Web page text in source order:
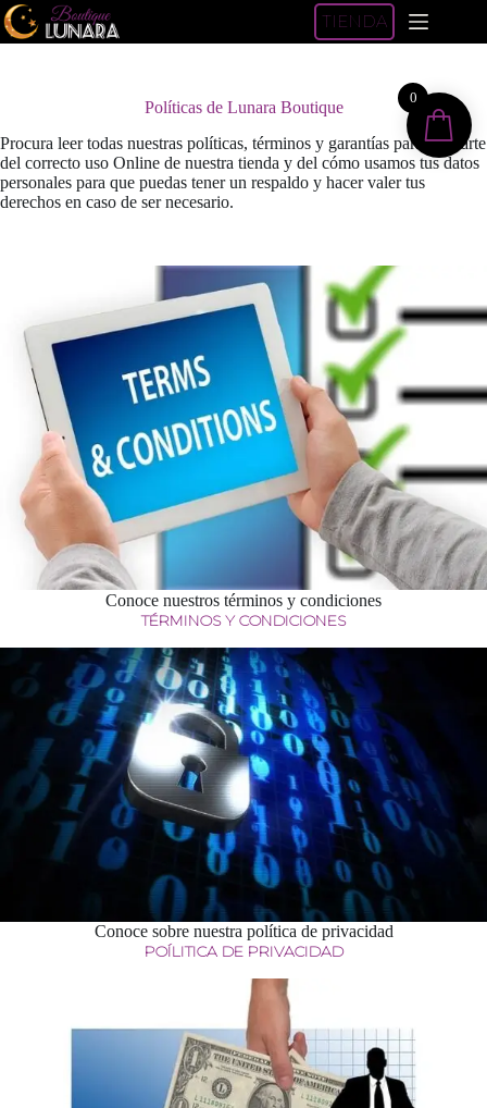
Saltar
al
contenido
TIENDA
Políticas de Lunara Boutique
Procura leer todas nuestras políticas, términos y garantías para enterarte
del correcto uso Online de nuestra tienda y del cómo usamos tus datos
personales para que puedas tener un respaldo y hacer valer tus
derechos en caso de ser necesario.
Conoce nuestros términos y condiciones
TÉRMINOS Y CONDICIONES
Conoce sobre nuestra política de privacidad
POÍLITICA DE PRIVACIDAD
0